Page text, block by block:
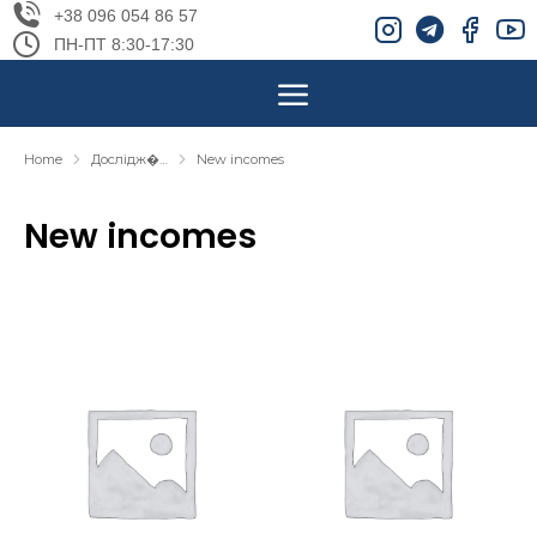
+38 096 054 86 57
ПН-ПТ 8:30-17:30
New incomes
You are here:
Home Дослідж�… New incomes